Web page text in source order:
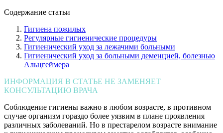
Содержание статьи
Гигиена пожилых
Регулярные гигиенические процедуры
Гигиенический уход за лежачими больными
Гигиенический уход за больными деменцией, болезнью
Альцгеймера
ИНФОРМАЦИЯ В СТАТЬЕ НЕ ЗАМЕНЯЕТ
КОНСУЛЬТАЦИЮ ВРАЧА
Соблюдение гигиены важно в любом возрасте, в противном
случае организм гораздо более уязвим в плане проявления
различных заболеваний. Но в престарелом возрасте внимание